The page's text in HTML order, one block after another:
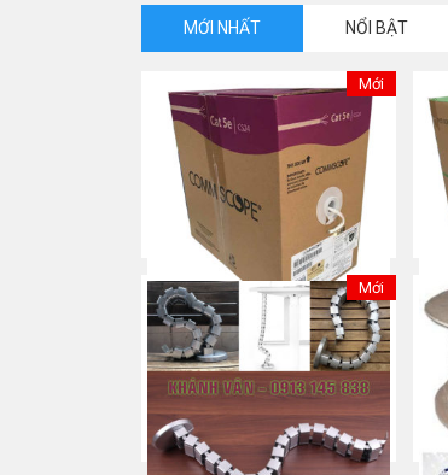
MỚI NHẤT NỔI BẬT
Mới
NEW – Cáp mạng Cat5e UTP
COMMSCOPE
Mua ngay
Mới